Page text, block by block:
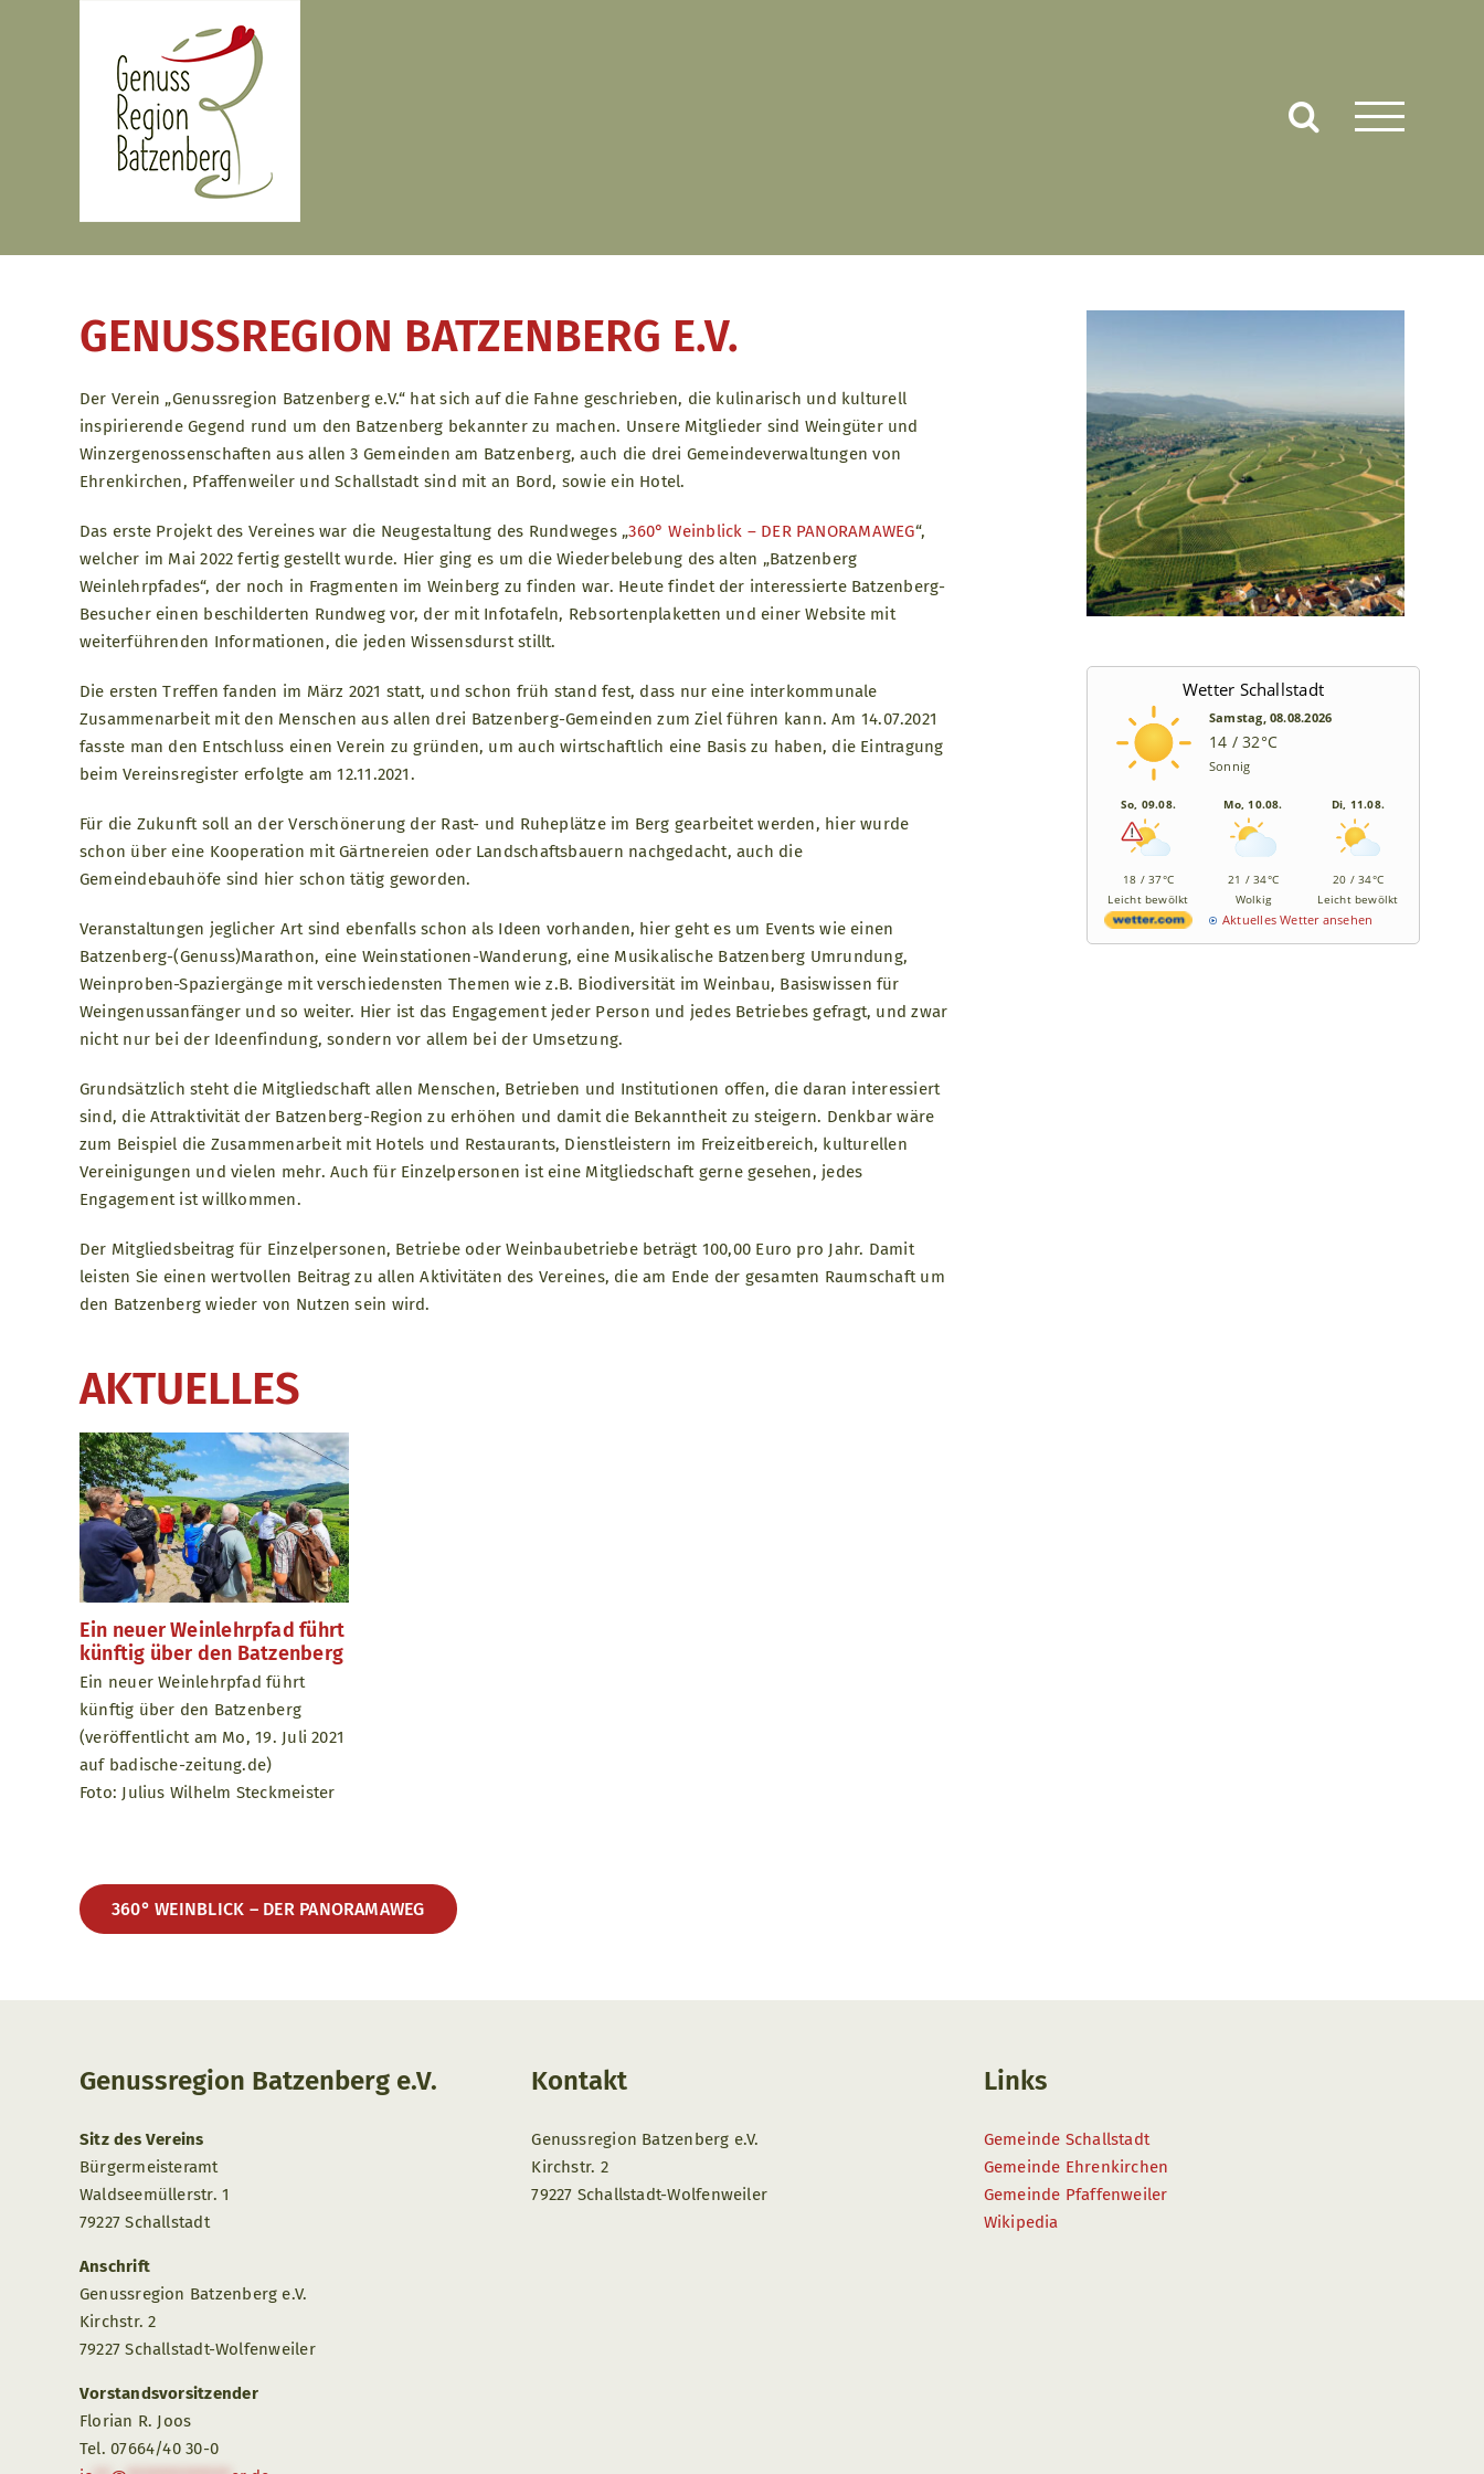
GENUSSREGION BATZENBERG E.V.
Der Verein „Genussregion Batzenberg e.V.“ hat sich auf die Fahne geschrieben, die kulinarisch und kulturell
inspirierende Gegend rund um den Batzenberg bekannter zu machen. Unsere Mitglieder sind Weingüter und
Winzergenossenschaften aus allen 3 Gemeinden am Batzenberg, auch die drei Gemeindeverwaltungen von
Ehrenkirchen, Pfaffenweiler und Schallstadt sind mit an Bord, sowie ein Hotel.
Das erste Projekt des Vereines war die Neugestaltung des Rundweges „360° Weinblick – DER PANORAMAWEG“,
welcher im Mai 2022 fertig gestellt wurde. Hier ging es um die Wiederbelebung des alten „Batzenberg
Weinlehrpfades“, der noch in Fragmenten im Weinberg zu finden war. Heute findet der interessierte Batzenberg-
Besucher einen beschilderten Rundweg vor, der mit Infotafeln, Rebsortenplaketten und einer Website mit
weiterführenden Informationen, die jeden Wissensdurst stillt.
Die ersten Treffen fanden im März 2021 statt, und schon früh stand fest, dass nur eine interkommunale
Zusammenarbeit mit den Menschen aus allen drei Batzenberg-Gemeinden zum Ziel führen kann. Am 14.07.2021
fasste man den Entschluss einen Verein zu gründen, um auch wirtschaftlich eine Basis zu haben, die Eintragung
beim Vereinsregister erfolgte am 12.11.2021.
Für die Zukunft soll an der Verschönerung der Rast- und Ruheplätze im Berg gearbeitet werden, hier wurde
schon über eine Kooperation mit Gärtnereien oder Landschaftsbauern nachgedacht, auch die
Gemeindebauhöfe sind hier schon tätig geworden.
Veranstaltungen jeglicher Art sind ebenfalls schon als Ideen vorhanden, hier geht es um Events wie einen
Batzenberg-(Genuss)Marathon, eine Weinstationen-Wanderung, eine Musikalische Batzenberg Umrundung,
Weinproben-Spaziergänge mit verschiedensten Themen wie z.B. Biodiversität im Weinbau, Basiswissen für
Weingenussanfänger und so weiter. Hier ist das Engagement jeder Person und jedes Betriebes gefragt, und zwar
nicht nur bei der Ideenfindung, sondern vor allem bei der Umsetzung.
Grundsätzlich steht die Mitgliedschaft allen Menschen, Betrieben und Institutionen offen, die daran interessiert
sind, die Attraktivität der Batzenberg-Region zu erhöhen und damit die Bekanntheit zu steigern. Denkbar wäre
zum Beispiel die Zusammenarbeit mit Hotels und Restaurants, Dienstleistern im Freizeitbereich, kulturellen
Vereinigungen und vielen mehr. Auch für Einzelpersonen ist eine Mitgliedschaft gerne gesehen, jedes
Engagement ist willkommen.
Der Mitgliedsbeitrag für Einzelpersonen, Betriebe oder Weinbaubetriebe beträgt 100,00 Euro pro Jahr. Damit
leisten Sie einen wertvollen Beitrag zu allen Aktivitäten des Vereines, die am Ende der gesamten Raumschaft um
den Batzenberg wieder von Nutzen sein wird.
AKTUELLES
Ein neuer Weinlehrpfad führt
künftig über den Batzenberg
Ein neuer Weinlehrpfad führt
künftig über den Batzenberg
(veröffentlicht am Mo, 19. Juli 2021
auf badische-zeitung.de)
Foto: Julius Wilhelm Steckmeister
360° WEINBLICK – DER PANORAMAWEG
Wetter Schallstadt
Samstag, 08.08.2026
14 / 32°C
Sonnig
So, 09.08.
18 / 37°C
Leicht bewölkt
Mo, 10.08.
21 / 34°C
Wolkig
Di, 11.08.
20 / 34°C
Leicht bewölkt
Aktuelles Wetter ansehen
Genussregion Batzenberg e.V.
Sitz des Vereins
Bürgermeisteramt
Waldseemüllerstr. 1
79227 Schallstadt
Anschrift
Genussregion Batzenberg e.V.
Kirchstr. 2
79227 Schallstadt-Wolfenweiler
Vorstandsvorsitzender
Florian R. Joos
Tel. 07664/40 30-0
Kontakt
Genussregion Batzenberg e.V.
Kirchstr. 2
79227 Schallstadt-Wolfenweiler
Links
Gemeinde Schallstadt
Gemeinde Ehrenkirchen
Gemeinde Pfaffenweiler
Wikipedia